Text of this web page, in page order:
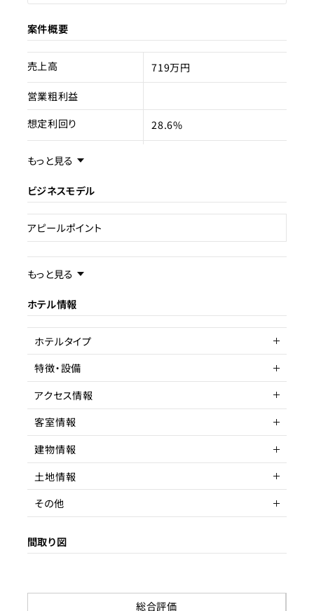
案件概要
売上高 719万円
営業粗利益
想定利回り
28.6%
売却スキーム
権利
売却理由
ライセンス種類
旅館業
現状
もっと見る
ビジネスモデル
アピールポイント
事業内容／事業特徴
ターゲット層
客単価／客室単価
稼働率
もっと見る
ホテル情報
ホテルタイプ
マンション一室
特徴・設備
駅近
アクセス情報
所在地
東京都渋谷区恵比寿
アクセス
山手線 恵比寿駅 徒歩
駅までの距離
7分以内
客室情報
客室数
1室
延床面積
間取り
1R
収容人数
建物情報
階数
築年数
築年数不明
リノベーション履歴
土地情報
土地権利
賃借権
土地面積
用途地域
その他
賃貸借契約形態
賃料
間取り図
総合評価